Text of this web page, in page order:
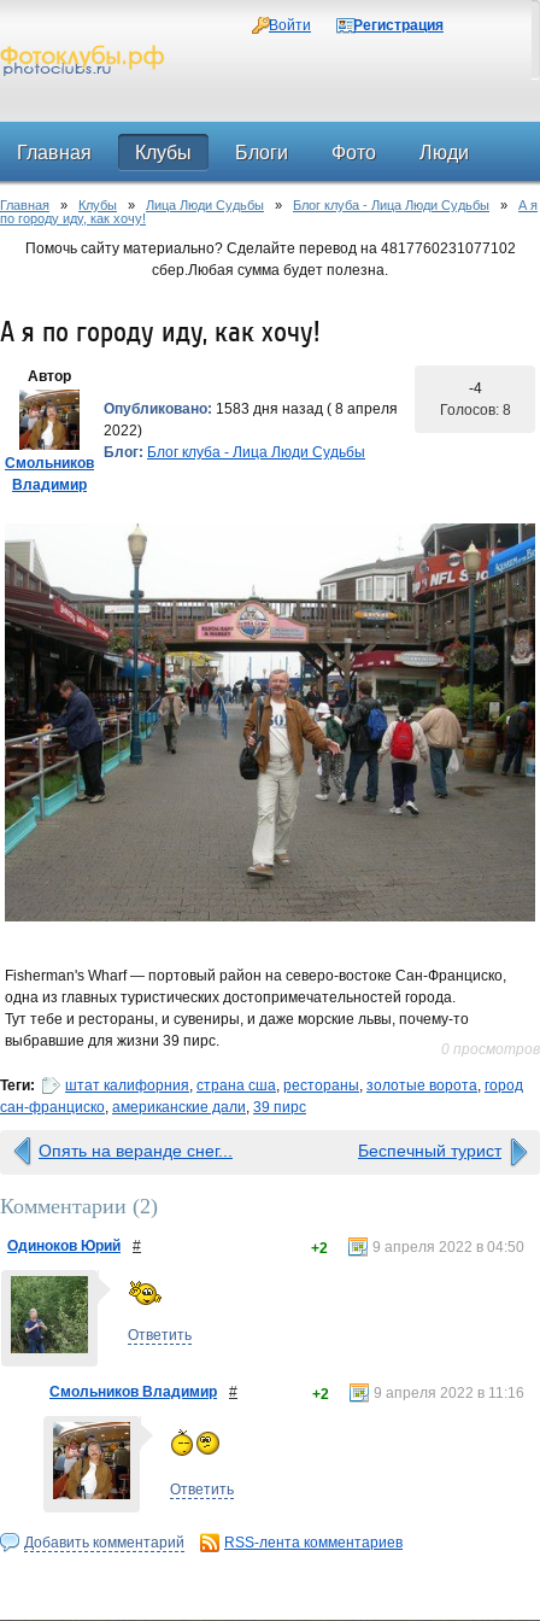
Войти Регистрация
Главная Клубы Блоги Фото Люди
Форум
Главная » Клубы » Лица Люди Судьбы » Блог клуба - Лица Люди Судьбы » А я
по городу иду, как хочу!
Помочь сайту материально? Сделайте перевод на 4817760231077102
сбер.Любая сумма будет полезна.
А я по городу иду, как хочу!
Автор
Смольников
Владимир
Опубликовано: 1583 дня назад ( 8 апреля
2022)
Блог: Блог клуба - Лица Люди Судьбы
-4
Голосов: 8
Fisherman's Wharf — портовый район на северо-востоке Сан-Франциско,
одна из главных туристических достопримечательностей города.
Тут тебе и рестораны, и сувениры, и даже морские львы, почему-то
выбравшие для жизни 39 пирс.
0 просмотров
Теги: штат калифорния, страна сша, рестораны, золотые ворота, город
сан-франциско, американские дали, 39 пирс
Опять на веранде снег... Беспечный турист
Комментарии (2)
Одиноков Юрий # 9 апреля 2022 в 04:50
+2
Ответить
Смольников Владимир # 9 апреля 2022 в 11:16
+2
Ответить
Добавить комментарий RSS-лента комментариев